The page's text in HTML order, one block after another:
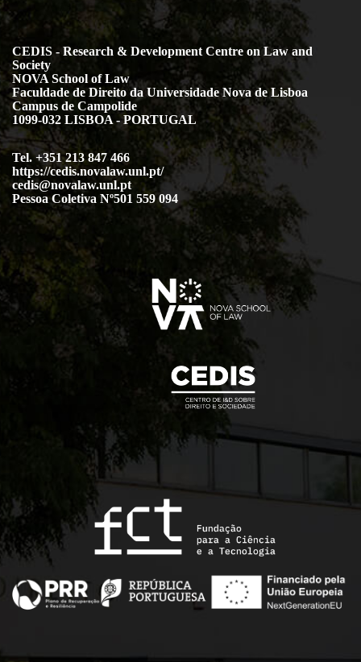
CEDIS - Research & Development Centre on Law and
Society
NOVA School of Law
Faculdade de Direito da Universidade Nova de Lisboa
Campus de Campolide
1099-032 LISBOA - PORTUGAL
Tel. +351 213 847 466
https://cedis.novalaw.unl.pt/
cedis@novalaw.unl.pt
Pessoa Coletiva Nº501 559 094